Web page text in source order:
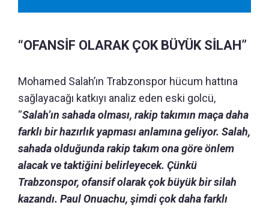
“OFANSİF OLARAK ÇOK BÜYÜK SİLAH”
Mohamed Salah’ın Trabzonspor hücum hattına
sağlayacağı katkıyı analiz eden eski golcü,
“Salah’ın sahada olması, rakip takımın maça daha
farklı bir hazırlık yapması anlamına geliyor. Salah,
sahada olduğunda rakip takım ona göre önlem
alacak ve taktiğini belirleyecek. Çünkü
Trabzonspor, ofansif olarak çok büyük bir silah
kazandı. Paul Onuachu, şimdi çok daha farklı